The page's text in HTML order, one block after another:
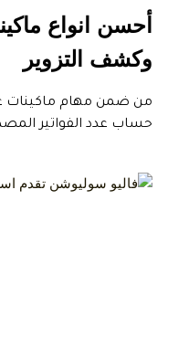
أحسن انواع
وكشف التزوير
من ضمن مهام ماكينات
حساب عدد الفواتير